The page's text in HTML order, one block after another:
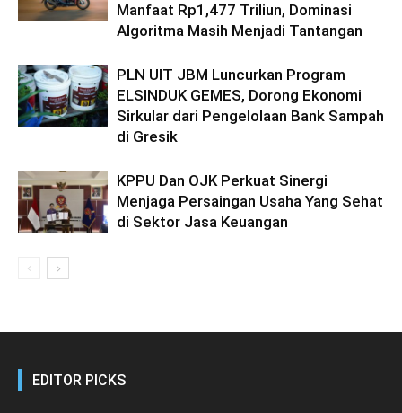
Manfaat Rp1,477 Triliun, Dominasi
Algoritma Masih Menjadi Tantangan
PLN UIT JBM Luncurkan Program
ELSINDUK GEMES, Dorong Ekonomi
Sirkular dari Pengelolaan Bank Sampah
di Gresik
KPPU Dan OJK Perkuat Sinergi
Menjaga Persaingan Usaha Yang Sehat
di Sektor Jasa Keuangan
EDITOR PICKS